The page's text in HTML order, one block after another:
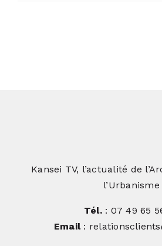
Kansei TV, l’actualité de
l’Urbanisme
Tél.: 07 49 65
Email: